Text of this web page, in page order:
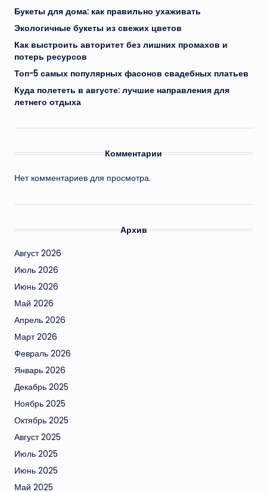
Букеты для дома: как правильно ухаживать
Экологичные букеты из свежих цветов
Как выстроить авторитет без лишних промахов и
потерь ресурсов
Топ-5 самых популярных фасонов свадебных платьев
Куда полететь в августе: лучшие направления для
летнего отдыха
Комментарии
Нет комментариев для просмотра.
Архив
Август 2026
Июль 2026
Июнь 2026
Май 2026
Апрель 2026
Март 2026
Февраль 2026
Январь 2026
Декабрь 2025
Ноябрь 2025
Октябрь 2025
Август 2025
Июль 2025
Июнь 2025
Май 2025